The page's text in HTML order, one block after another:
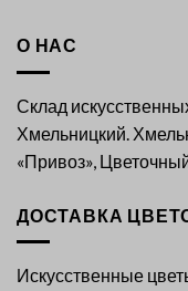
О НАС
Склад
Хмельницкий.
«Привоз»,
ДОСТАВКА
Искусственные